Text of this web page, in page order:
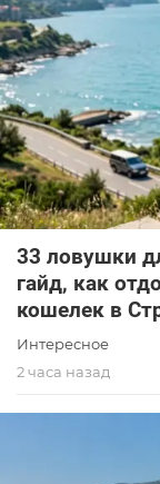
33 ловушки
гайд, как
кошелек в
Интересное
2 часа назад